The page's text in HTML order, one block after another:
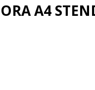
A4